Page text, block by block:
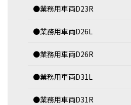
●業務用車両D23R
●業務用車両D26L
●業務用車両D26R
●業務用車両D31L
●業務用車両D31R